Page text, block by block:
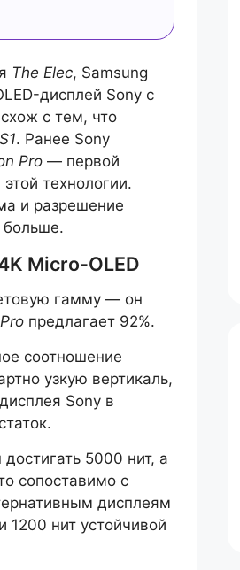
The Elec, Samsung
дисплей Sony с
с тем, что
. Ранее Sony
Pro — первой
технологии.
и разрешение
Micro-OLED
гамму — он
предлагает 92%.
соотношение
узкую вертикаль,
Sony в
5000 нит, а
сопоставимо с
дисплеям
1200 нит устойчивой